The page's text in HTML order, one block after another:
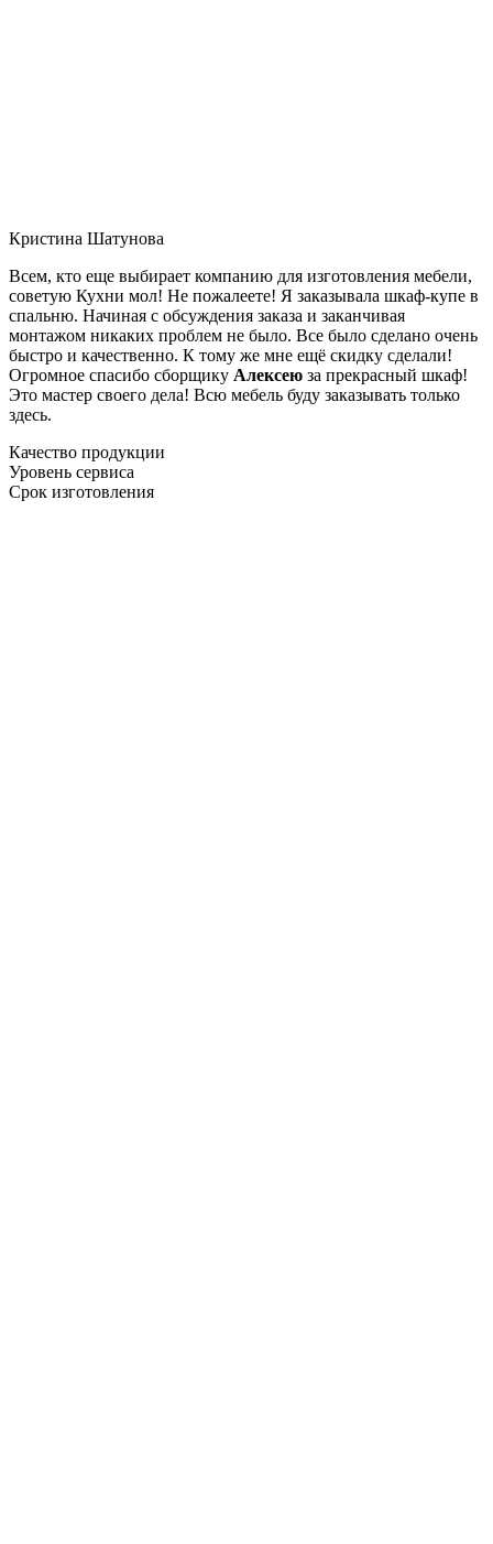
Кристина Шатунова
Всем, кто еще выбирает компанию для изготовления мебели,
советую Кухни мол! Не пожалеете! Я заказывала шкаф-купе в
спальню. Начиная с обсуждения заказа и заканчивая
монтажом никаких проблем не было. Все было сделано очень
быстро и качественно. К тому же мне ещё скидку сделали!
Огромное спасибо сборщику Алексею за прекрасный шкаф!
Это мастер своего дела! Всю мебель буду заказывать только
здесь.
Качество продукции
Уровень сервиса
Срок изготовления